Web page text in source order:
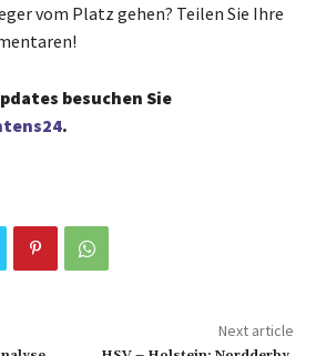
vom Platz gehen? Teilen Sie Ihre
besuchen Sie
.
Next article